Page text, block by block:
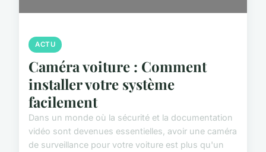
ACTU
Caméra voiture : Comment
installer votre système
facilement
Dans un monde où la sécurité et la documentation
vidéo sont devenues essentielles, avoir une caméra
de surveillance pour votre voiture est plus qu'un